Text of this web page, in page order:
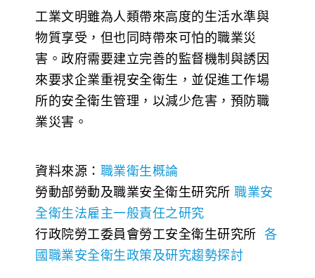
工業文明雖為人類帶來高度的生活水準與
物質享受，但也同時帶來可怕的職業災
害。政府需要建立完善的監督機制與誘因
來要求企業重視安全衛生，並促進工作場
所的安全衛生管理，以減少危害，預防職
業災害。
資料來源： 職業衛生概論
勞動部勞動及職業安全衛生研究所 職業安
全衛生法雇主一般責任之研究
行政院勞工委員會勞工安全衛生研究所 各
國職業安全衛生政策及研究趨勢探討